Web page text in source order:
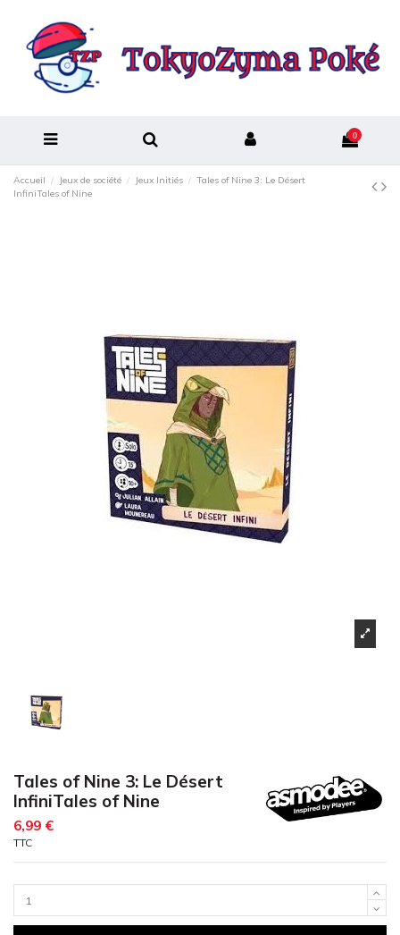
0
Accueil Jeux de société Jeux Initiés
Tales of Nine 3: Le Désert
InfiniTales of Nine
Tales of Nine 3: Le Désert
InfiniTales of Nine
6,99 €
TTC